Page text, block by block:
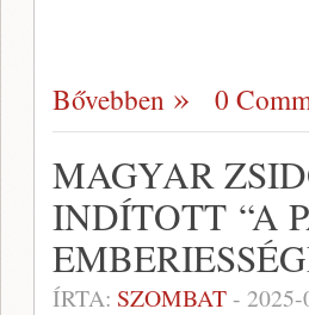
Bővebben 0
MAGYAR
INDÍTOTT “A
ÍRTA: SZOMBAT-